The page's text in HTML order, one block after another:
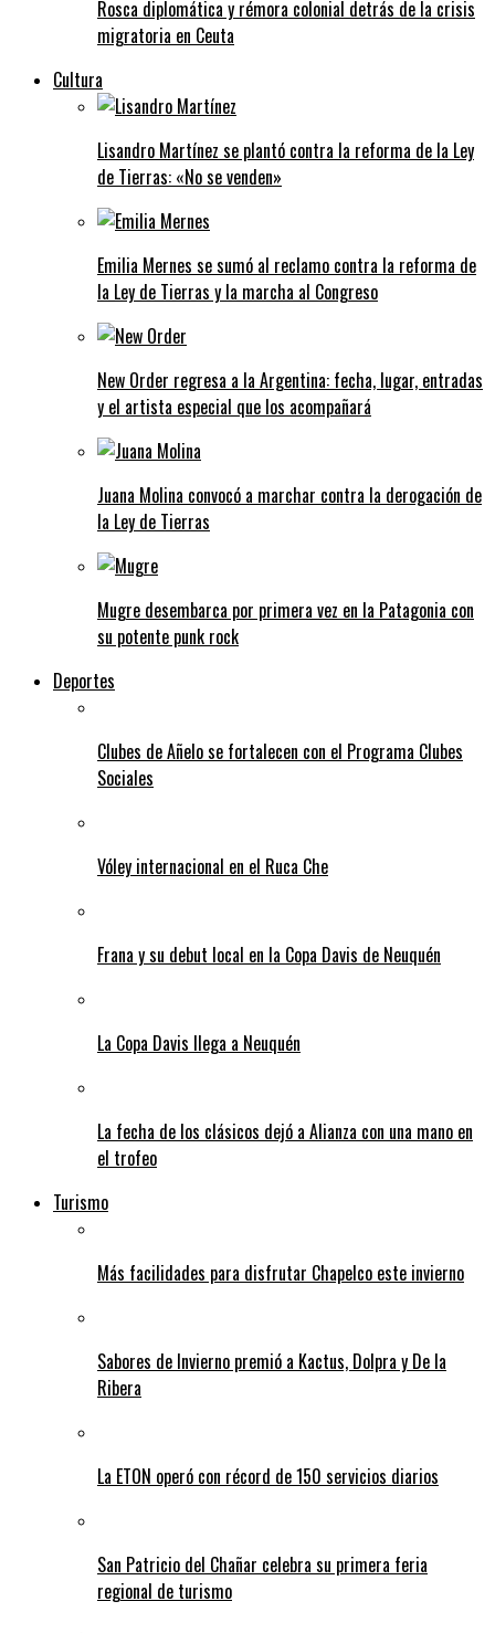
Rosca diplomática y rémora colonial detrás de la crisis
migratoria en Ceuta
Cultura
Lisandro Martínez se plantó contra la reforma de la Ley
de Tierras: «No se venden»
Emilia Mernes se sumó al reclamo contra la reforma de
la Ley de Tierras y la marcha al Congreso
New Order regresa a la Argentina: fecha, lugar, entradas
y el artista especial que los acompañará
Juana Molina convocó a marchar contra la derogación de
la Ley de Tierras
Mugre desembarca por primera vez en la Patagonia con
su potente punk rock
Deportes
Clubes de Añelo se fortalecen con el Programa Clubes
Sociales
Vóley internacional en el Ruca Che
Frana y su debut local en la Copa Davis de Neuquén
La Copa Davis llega a Neuquén
La fecha de los clásicos dejó a Alianza con una mano en
el trofeo
Turismo
Más facilidades para disfrutar Chapelco este invierno
Sabores de Invierno premió a Kactus, Dolpra y De la
Ribera
La ETON operó con récord de 150 servicios diarios
San Patricio del Chañar celebra su primera feria
regional de turismo